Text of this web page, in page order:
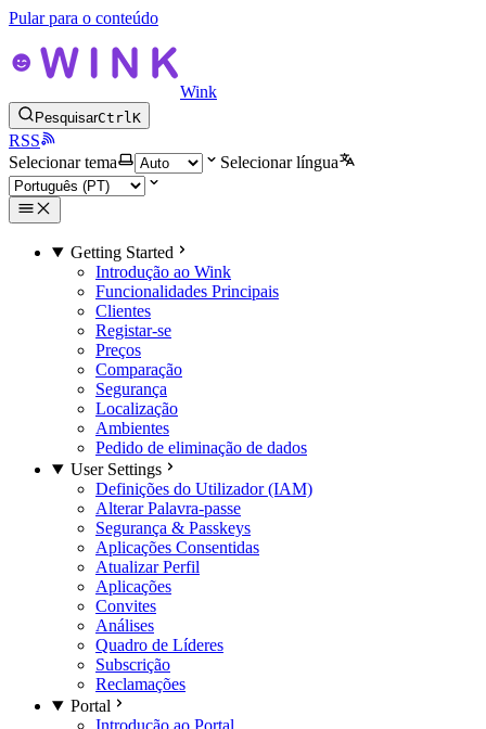
Pular para o conteúdo
Wink
PesquisarCtrlK
RSS
Selecionar tema
Selecionar língua
Getting Started
Introdução ao Wink
Funcionalidades Principais
Clientes
Registar-se
Preços
Comparação
Segurança
Localização
Ambientes
Pedido de eliminação de dados
User Settings
Definições do Utilizador (IAM)
Alterar Palavra-passe
Segurança & Passkeys
Aplicações Consentidas
Atualizar Perfil
Aplicações
Convites
Análises
Quadro de Líderes
Subscrição
Reclamações
Portal
Introdução ao Portal